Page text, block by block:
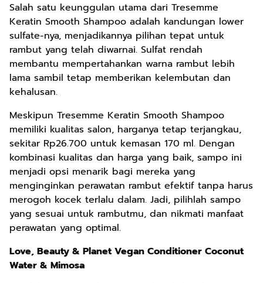
Salah satu keunggulan utama dari Tresemme
Keratin Smooth Shampoo adalah kandungan lower
sulfate-nya, menjadikannya pilihan tepat untuk
rambut yang telah diwarnai. Sulfat rendah
membantu mempertahankan warna rambut lebih
lama sambil tetap memberikan kelembutan dan
kehalusan.
Meskipun Tresemme Keratin Smooth Shampoo
memiliki kualitas salon, harganya tetap terjangkau,
sekitar Rp26.700 untuk kemasan 170 ml. Dengan
kombinasi kualitas dan harga yang baik, sampo ini
menjadi opsi menarik bagi mereka yang
menginginkan perawatan rambut efektif tanpa harus
merogoh kocek terlalu dalam. Jadi, pilihlah sampo
yang sesuai untuk rambutmu, dan nikmati manfaat
perawatan yang optimal.
Love, Beauty & Planet Vegan Conditioner Coconut
Water & Mimosa